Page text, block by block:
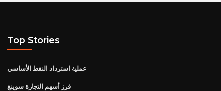
Top Stories
عملية استرداد النفط الأساسي
فرز أسهم التجارة سوينغ